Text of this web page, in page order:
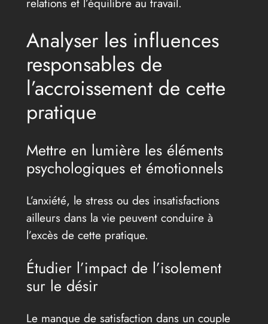
Analyser les influences
responsables de
l’accroissement de cette
pratique
Mettre en lumière les éléments
psychologiques et émotionnels
L’anxiété, le stress ou des insatisfactions
ailleurs dans la vie peuvent conduire à
l’excès de cette pratique.
Étudier l’impact de l’isolement
sur le désir
Le manque de satisfaction dans un couple